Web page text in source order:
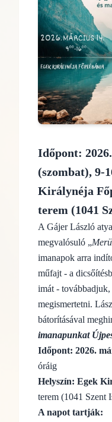
Időpont:
(szombat), 9-
Királynéja
terem (1041
A Gájer László
megvalósuló „
imanapok arra
műfajt - a
imát -
megismertetni.
bátorításával
imanapunkat
Időpont: 2026.
óráig
Helyszín: Egek
terem (1041 Szent
A napot tartják: